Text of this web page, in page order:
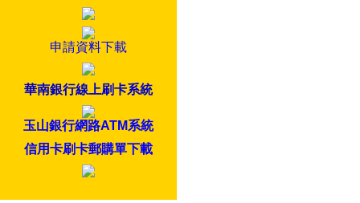
申請資料下載
華南銀行線上刷卡系統
玉山銀行網路ATM系統
信用卡刷卡郵購單下載